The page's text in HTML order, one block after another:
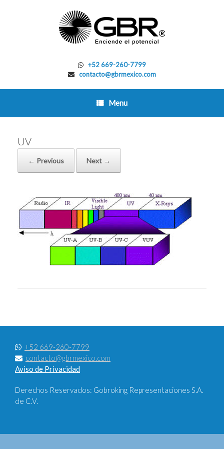
+52 669-260-7799
contacto@gbrmexico.com
Menu
UV
← Previous Next →
+52 669-260-7799
contacto@gbrmexico.com
Aviso de Privacidad
Derechos Reservados: Gobroking Representaciones S.A.
de C.V.